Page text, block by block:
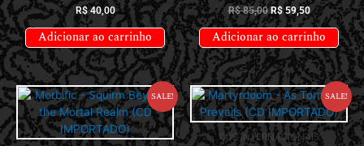
R$40,00
Adicionar ao carrinho
R$85,00 R$59,50
Adicionar ao carrinho
Sale! Sale!
CDS INTERNACIONAIS